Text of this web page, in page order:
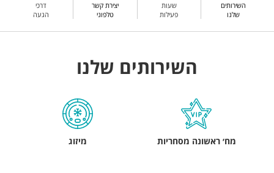
השירותים
שלנו
שעות
פעילות
יצירת קשר
טלפוני
דרכי
הגעה
השירותים שלנו
מח׳ ראשונה מסחריות מיזוג